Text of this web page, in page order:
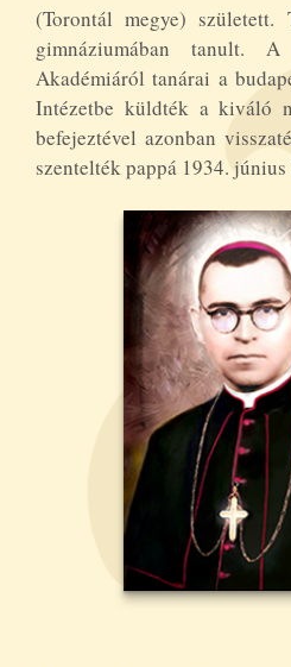
(Torontál megye) született.
gimnáziumában tanult.
Akadémiáról tanárai a
Intézetbe küldték a kiváló
befejeztével azonban
szentelték pappá 1934. június